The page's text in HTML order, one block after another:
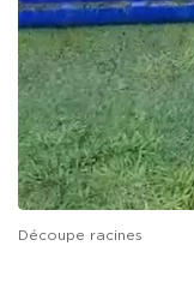
Découpe racines